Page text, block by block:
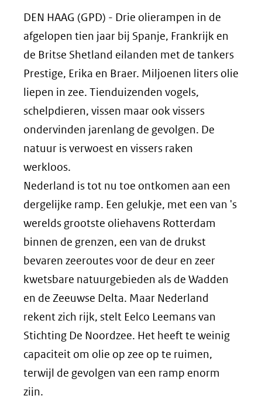
DEN HAAG (GPD) - Drie olierampen in de
afgelopen tien jaar bij Spanje, Frankrijk en
de Britse Shetland eilanden met de tankers
Prestige, Erika en Braer. Miljoenen liters olie
liepen in zee. Tienduizenden vogels,
schelpdieren, vissen maar ook vissers
ondervinden jarenlang de gevolgen. De
natuur is verwoest en vissers raken
werkloos.
Nederland is tot nu toe ontkomen aan een
dergelijke ramp. Een gelukje, met een van 's
werelds grootste oliehavens Rotterdam
binnen de grenzen, een van de drukst
bevaren zeeroutes voor de deur en zeer
kwetsbare natuurgebieden als de Wadden
en de Zeeuwse Delta. Maar Nederland
rekent zich rijk, stelt Eelco Leemans van
Stichting De Noordzee. Het heeft te weinig
capaciteit om olie op zee op te ruimen,
terwijl de gevolgen van een ramp enorm
zijn.